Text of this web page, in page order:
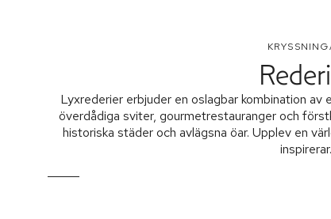
Lyxrederier erbjuder en oslagbar kombination
överdådiga sviter, gourmetrestauranger och
historiska städer och avlägsna öar. Upplev en
inspirerar.